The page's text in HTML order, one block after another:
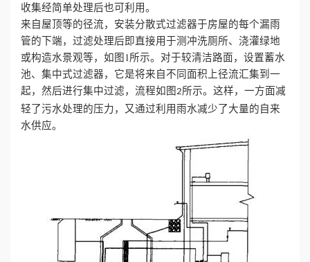
收集经简单处理后也可利用。
来自屋顶等的径流，安装分散式过滤器于房屋的每个漏雨
管的下端，过滤处理后即直接用于测冲洗厕所、浇灌绿地
或构造水景观等，如图1所示。对于较清洁路面，设置蓄水
池、集中式过滤器，它是将来自不同面积上径流汇集到一
起，然后进行集中过滤，流程如图2所示。这样，一方面减
轻了污水处理的压力，又通过利用雨水减少了大量的自来
水供应。